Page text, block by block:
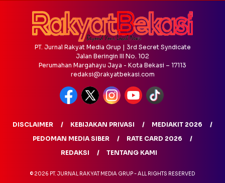
PT. Jurnal Rakyat Media Grup | 3rd Secret Syndicate
Jalan Beringin III No. 102
Perumahan Margahayu Jaya - Kota Bekasi – 17113
redaksi@rakyatbekasi.com
DISCLAIMER KEBIJAKAN PRIVASI
MEDIAKIT 2026
PEDOMAN MEDIA SIBER
RATE CARD 2026
REDAKSI
TENTANG KAMI
© 2026 PT. JURNAL RAKYAT MEDIA GRUP - ALL RIGHTS RESERVED